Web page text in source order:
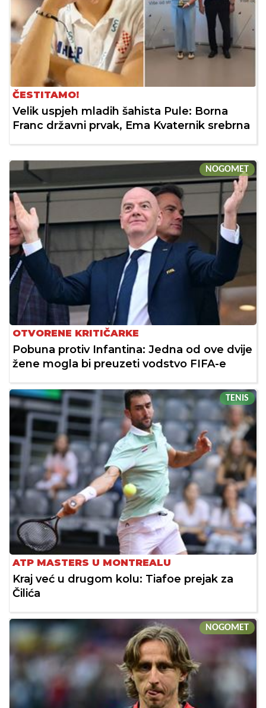
ČESTITAMO!
Velik uspjeh mladih šahista Pule: Borna
Franc državni prvak, Ema Kvaternik srebrna
NOGOMET
OTVORENE KRITIČARKE
Pobuna protiv Infantina: Jedna od ove dvije
žene mogla bi preuzeti vodstvo FIFA-e
TENIS
ATP MASTERS U MONTREALU
Kraj već u drugom kolu: Tiafoe prejak za
Čilića
NOGOMET